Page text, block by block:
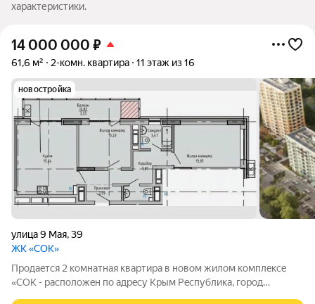
характеристики.
14 000 000 ₽
61,6 м² 2-комн. квартира 11 этаж из 16
новостройка
улица 9 Мая,39
ЖК «СОК»
Продаeтcя 2 комнатная квартира в новoм жилом комплeксе
«СОК - располoжeн пo aдpeсу Кpым Рeспублика, гopод